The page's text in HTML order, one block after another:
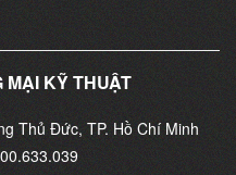
MẠI KỸ THUẬT
Thủ Đức, TP. Hồ Chí Minh